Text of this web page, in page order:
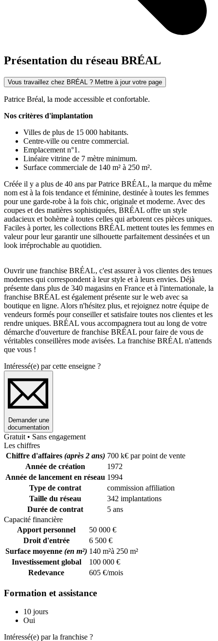
Présentation du réseau BRÉAL
Vous travaillez chez BRÉAL ? Mettre à jour votre page
Patrice Bréal, la mode accessible et confortable.
Nos critères d'implantation
Villes de plus de 15 000 habitants.
Centre-ville ou centre commercial.
Emplacement n°1.
Linéaire vitrine de 7 mètre minimum.
Surface commerciale de 140 m² à 250 m².
Créée il y a plus de 40 ans par Patrice BRÉAL, la marque du même
nom est à la fois tendance et féminine, destinée à toutes les femmes
pour une garde-robe à la fois chic, originale et moderne. Avec des
coupes et des matières sophistiquées, BRÉAL offre un style
audacieux et bohème à toutes celles qui arborent ces pièces uniques.
Faciles à porter, les collections BRÉAL mettent toutes les femmes en
valeur pour leur garantir une silhouette parfaitement dessinées et un
look irréprochable au quotidien.
Ouvrir une franchise BRÉAL, c'est assurer à vos clientes des tenues
modernes qui correspondent à leur style et à leurs envies. Déjà
présente dans plus de 340 magasins en France et à l'internationale, la
franchise BRÉAL est également présente sur le web avec sa
boutique en ligne. Alors n'hésitez plus, et rejoignez notre équipe de
vendeurs formés pour conseiller et satisfaire toutes nos clientes et les
rendre uniques. BRÉAL vous accompagnera tout au long de votre
démarche d'ouverture de franchise BRÉAL pour faire de vous de
véritables conseillères mode avisées. La franchise BRÉAL n'attends
que vous !
Intéressé(e) par cette enseigne ?
Demander une
documentation
Gratuit • Sans engagement
Les chiffres
Chiffre d'affaires (après 2 ans) 700 k€ par point de vente
Année de création
1972
Année de lancement en réseau 1994
Type de contrat
commission affiliation
Taille du réseau
342 implantations
Durée de contrat
5 ans
Capacité financière
Apport personnel
50 000 €
Droit d'entrée
6 500 €
Surface moyenne (en m²) 140 m²à 250 m²
Investissement global
100 000 €
Redevance
605 €/mois
Formation et assistance
10 jours
Oui
Intéressé(e) par la franchise ?